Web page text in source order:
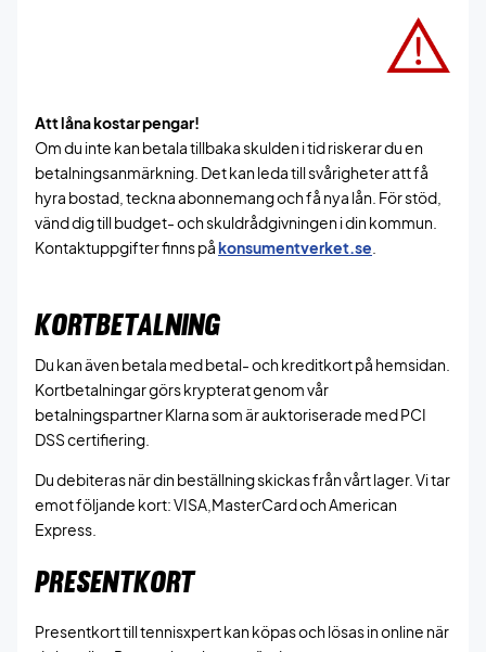
Att låna kostar pengar!
Om du inte kan betala tillbaka skulden i tid riskerar du en
betalningsanmärkning. Det kan leda till svårigheter att få
hyra bostad, teckna abonnemang och få nya lån. För stöd,
vänd dig till budget- och skuldrådgivningen i din kommun.
Kontaktuppgifter finns påkonsumentverket.se
KORTBETALNING
Du kan även betala med betal- och kreditkort på hemsidan.
Kortbetalningar görs krypterat genom vår
betalningspartner Klarna som är auktoriserade med PCI
DSS certifiering.
Du debiteras när din beställning skickas från vårt lager. Vi tar
emot följande kort: VISA,MasterCard och American
Express.
PRESENTKORT
Presentkort till tennisxpert kan köpas och lösas in online när